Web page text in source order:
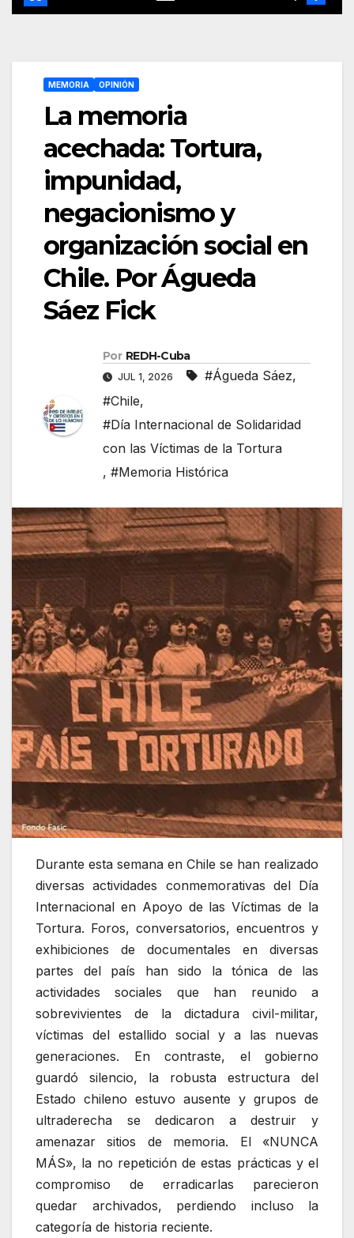
MEMORIA OPINIÓN
La memoria
acechada: Tortura,
impunidad,
negacionismo y
organización social en
Chile. Por Águeda
Sáez Fick
Por REDH-Cuba
JUL 1, 2026 #Águeda Sáez,
#Chile,
#Día Internacional de Solidaridad
con las Víctimas de la Tortura
, #Memoria Histórica
Durante esta semana en Chile se han realizado
diversas actividades conmemorativas del Día
Internacional en Apoyo de las Víctimas de la
Tortura. Foros, conversatorios, encuentros y
exhibiciones de documentales en diversas
partes del país han sido la tónica de las
actividades sociales que han reunido a
sobrevivientes de la dictadura civil-militar,
víctimas del estallido social y a las nuevas
generaciones. En contraste, el gobierno
guardó silencio, la robusta estructura del
Estado chileno estuvo ausente y grupos de
ultraderecha se dedicaron a destruir y
amenazar sitios de memoria. El «NUNCA
MÁS», la no repetición de estas prácticas y el
compromiso de erradicarlas parecieron
quedar archivados, perdiendo incluso la
categoría de historia reciente.